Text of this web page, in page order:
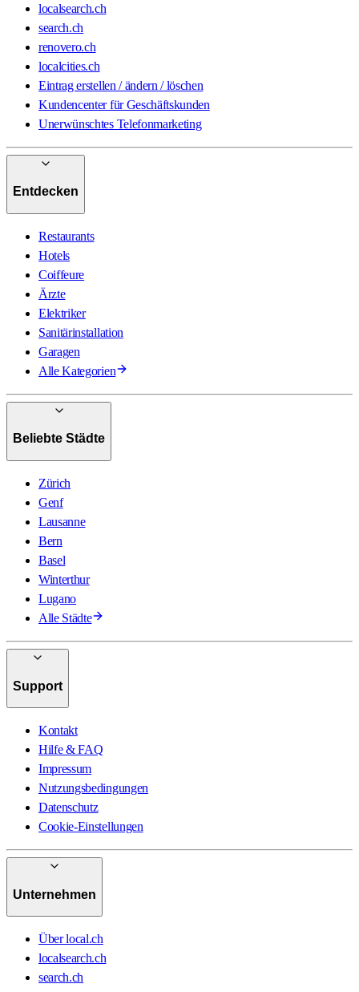
localsearch.ch
search.ch
renovero.ch
localcities.ch
Eintrag erstellen / ändern / löschen
Kundencenter für Geschäftskunden
Unerwünschtes Telefonmarketing
Entdecken
Restaurants
Hotels
Coiffeure
Ärzte
Elektriker
Sanitärinstallation
Garagen
Alle Kategorien
Beliebte Städte
Zürich
Genf
Lausanne
Bern
Basel
Winterthur
Lugano
Alle Städte
Support
Kontakt
Hilfe & FAQ
Impressum
Nutzungsbedingungen
Datenschutz
Cookie-Einstellungen
Unternehmen
Über local.ch
localsearch.ch
search.ch